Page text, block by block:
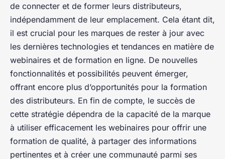
de connecter et de former leurs distributeurs,
indépendamment de leur emplacement. Cela étant dit,
il est crucial pour les marques de rester à jour avec
les dernières technologies et tendances en matière de
webinaires et de formation en ligne. De nouvelles
fonctionnalités et possibilités peuvent émerger,
offrant encore plus d’opportunités pour la formation
des distributeurs. En fin de compte, le succès de
cette stratégie dépendra de la capacité de la marque
à utiliser efficacement les webinaires pour offrir une
formation de qualité, à partager des informations
pertinentes et à créer une communauté parmi ses